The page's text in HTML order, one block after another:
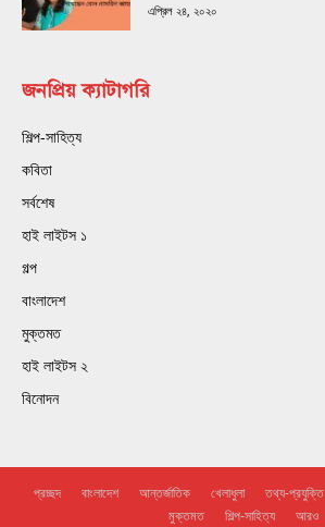
এপ্রিল ২৪, ২০২০
জনপ্রিয় ক্যাটাগরি
শিল্প-সাহিত্য
কবিতা
সর্বশেষ
হাই লাইটস ১
গল্প
বাংলাদেশ
মুক্তমত
হাই লাইটস ২
বিনোদন
প্রচ্ছদ বাংলাদেশ আন্তর্জাতিক খেলাধুলা তথ্য-প্রযুক্তি
মুক্তমত
শিল্প-সাহিত্য আরও